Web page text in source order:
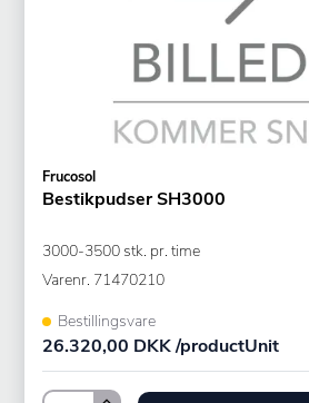
Frucosol
Bestikpudser SH3000
3000-3500 stk. pr. time
Varenr. 71470210
Bestillingsvare
26.320,00 DKK /productUnit